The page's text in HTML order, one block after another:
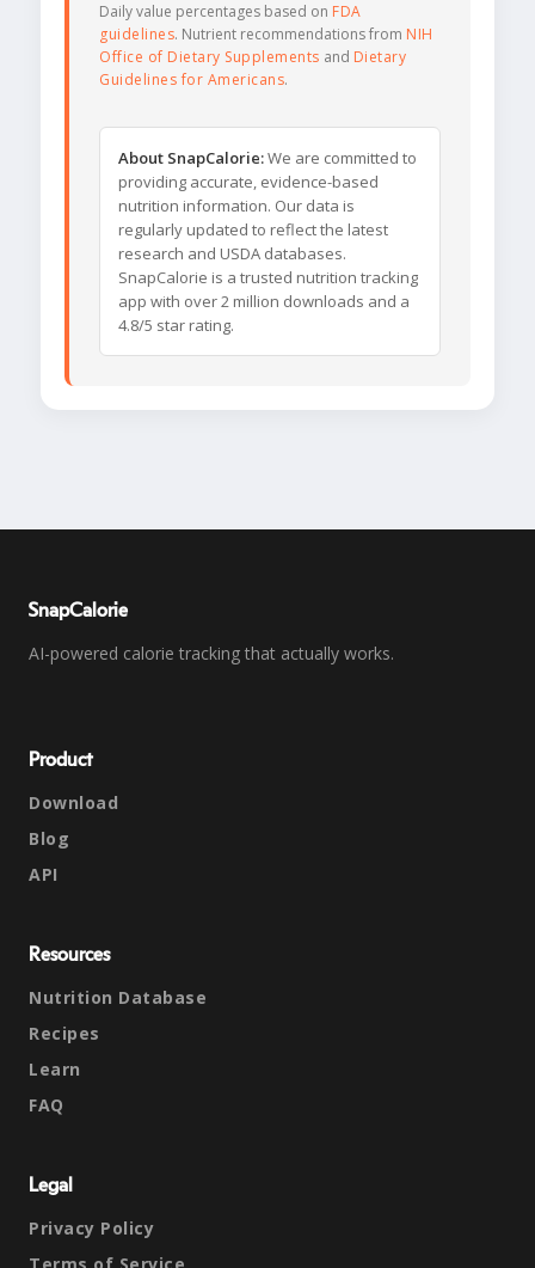
Daily value percentages based on FDA
guidelines. Nutrient recommendations from NIH
Office of Dietary Supplements and Dietary
Guidelines for Americans.
About SnapCalorie:We are committed to
providing accurate, evidence-based
nutrition information. Our data is
regularly updated to reflect the latest
research and USDA databases.
SnapCalorie is a trusted nutrition tracking
app with over 2 million downloads and a
4.8/5 star rating.
SnapCalorie
AI-powered calorie tracking that actually works.
Product
Download
Blog
API
Resources
Nutrition Database
Recipes
Learn
FAQ
Legal
Privacy Policy